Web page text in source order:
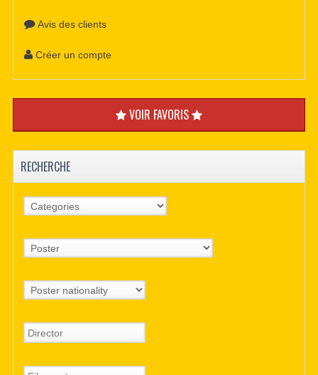
Avis des clients
Créer un compte
VOIR FAVORIS
RECHERCHE